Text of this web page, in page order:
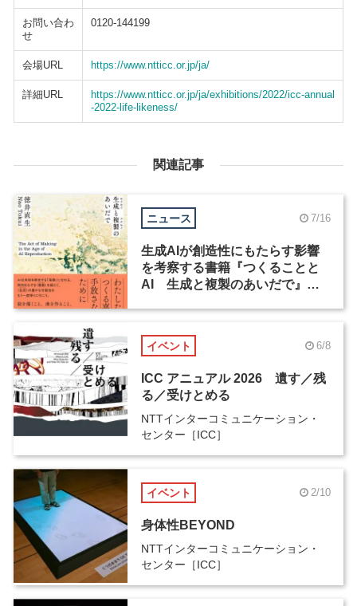
お問い合わ
せ
0120-144199
会場URL https://www.ntticc.or.jp/ja/
詳細URL
https://www.ntticc.or.jp/ja/exhibitions/2022/icc-annual
-2022-life-likeness/
関連記事
ニュース 7/16
生成AIが創造性にもたらす影響
を考察する書籍『つくることと
AI 生成と複製のあいだで』発
イベント 6/8
ICC アニュアル 2026 遺す／残
る／受けとめる
NTTインターコミュニケーション・
センター［ICC］
イベント 2/10
身体性BEYOND
NTTインターコミュニケーション・
センター［ICC］